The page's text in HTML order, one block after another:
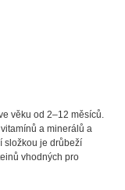
věku od 2–12 měsíců.
a minerálů a
složkou je drůbeží
vhodných pro